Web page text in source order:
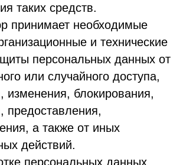
таких средств.
принимает необходимые
и технические
персональных данных от
или случайного доступа,
изменения, блокирования,
предоставления,
а также от иных
действий.
персональных данных